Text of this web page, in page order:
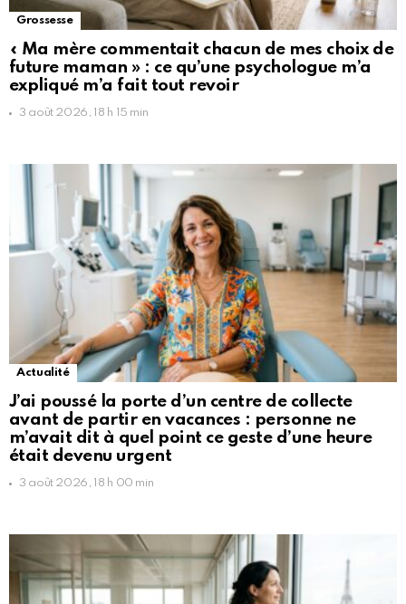
Grossesse
« Ma mère commentait chacun de mes choix de
future maman » : ce qu’une psychologue m’a
expliqué m’a fait tout revoir
3 août 2026, 18 h 15 min
Actualité
J’ai poussé la porte d’un centre de collecte
avant de partir en vacances : personne ne
m’avait dit à quel point ce geste d’une heure
était devenu urgent
3 août 2026, 18 h 00 min